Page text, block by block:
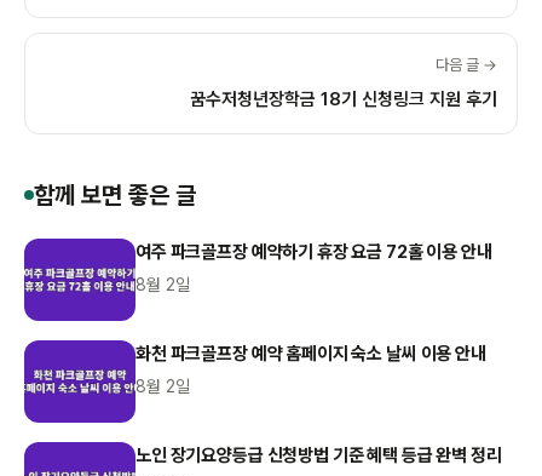
다음 글 →
꿈수저청년장학금 18기 신청링크 지원 후기
함께 보면 좋은 글
여주 파크골프장 예약하기 휴장 요금 72홀 이용 안내
8월 2일
화천 파크골프장 예약 홈페이지 숙소 날씨 이용 안내
8월 2일
노인 장기요양등급 신청방법 기준 혜택 등급 완벽 정리